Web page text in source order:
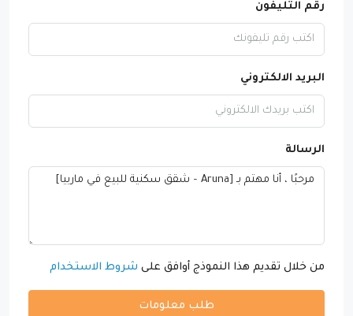
رقم التليفون
البريد الالكتروني
الرسالة
من خلال تقديم هذا النموذج أوافق على شروط الاستخدام
طلب معلومات